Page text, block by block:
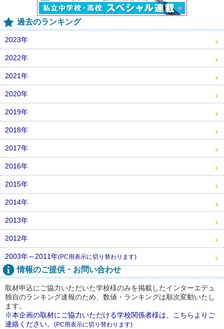
過去のランキング
2023年
2022年
2021年
2020年
2019年
2018年
2017年
2016年
2015年
2014年
2013年
2012年
2003年～2011年(PC用表示に切り替わります)
情報のご提供・お問い合わせ
取材申込にご協力いただいた学校様のみを掲載したインターエデュ
独自のランキング速報のため、数値・ランキングは順次変動いたし
ます。
※本企画の取材にご協力いただける学校関係者様は、こちらよりご
連絡ください。 (PC用表示に切り替わります)